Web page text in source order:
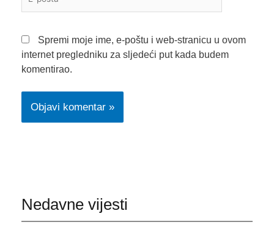
pošta*
Spremi moje ime, e-poštu i web-stranicu u ovom
internet pregledniku za sljedeći put kada budem
komentirao.
Nedavne vijesti